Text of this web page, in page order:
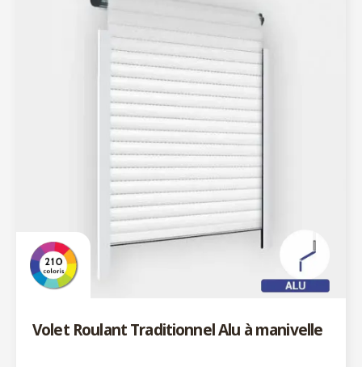
Volet Roulant Traditionnel Alu à manivelle